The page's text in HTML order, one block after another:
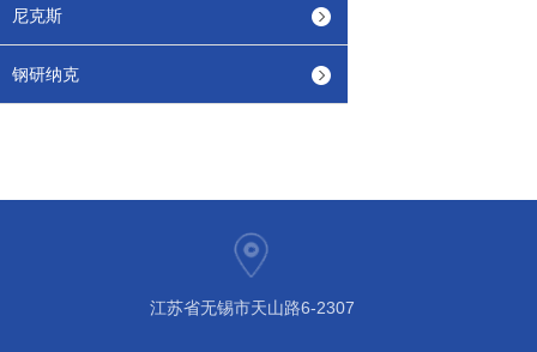
尼克斯
钢研纳克
江苏省无锡市天山路6-2307